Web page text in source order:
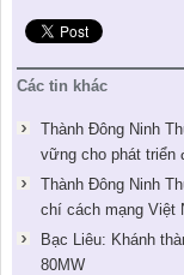
Các tin khác
Thành Đông Ninh
vững cho phát triển
Thành Đông Ninh
chí cách mạng Việt
Bạc Liêu: Khánh
80MW